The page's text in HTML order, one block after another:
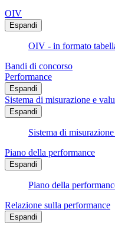
OIV
Espandi
OIV - in formato
Bandi di concorso
Performance
Espandi
Sistema di misurazione e
Espandi
Sistema di
Piano della performance
Espandi
Piano della
Relazione sulla performance
Espandi